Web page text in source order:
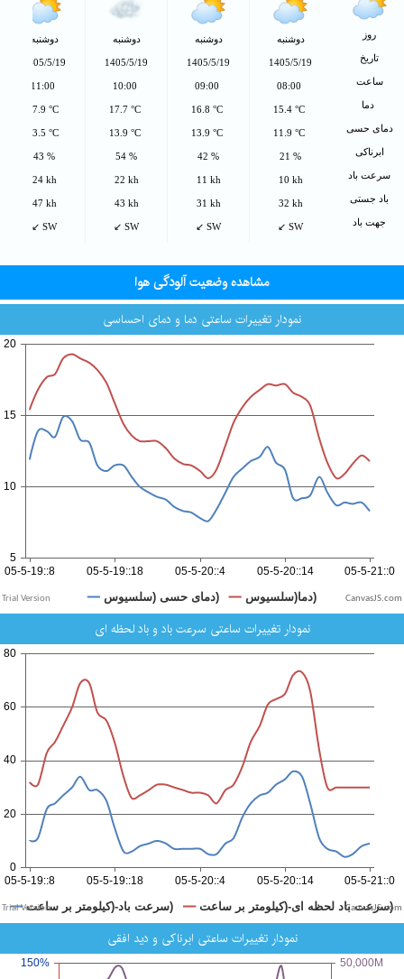
روز
تاریخ
ساعت
دمای حسی
ابرناکی
سرعت باد
باد جستی
جهت باد
دوشنبه
1405/5/19
08:00
15.4 °C
11.9 °C
21 %
10 kh
32 kh
↙ SW
دوشنبه
1405/5/19
09:00
16.8 °C
13.9 °C
42 %
11 kh
31 kh
↙ SW
دوشنبه
1405/5/19
10:00
17.7 °C
13.9 °C
54 %
22 kh
43 kh
↙ SW
دوشنبه
1405/5/19
11:00
17.9 °C
13.5 °C
43 %
24 kh
47 kh
↙ SW
مشاهده وضعیت آلودگی هوا
نمودار تغییرات ساعتی دما و دمای احساسی
CanvasJS.com
نمودار تغییرات ساعتی سرعت باد و باد لحظه ای
CanvasJS.com
نمودار تغییرات ساعتی ابرناکی و دید افقی